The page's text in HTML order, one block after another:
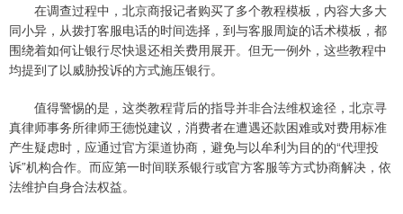
在调查过程中，北京商报记者购买了多个教程模板，内容大多大
同小异，从拨打客服电话的时间选择，到与客服周旋的话术模板，都
围绕着如何让银行尽快退还相关费用展开。但无一例外，这些教程中
均提到了以威胁投诉的方式施压银行。
值得警惕的是，这类教程背后的指导并非合法维权途径，北京寻
真律师事务所律师王德悦建议，消费者在遭遇还款困难或对费用标准
产生疑虑时，应通过官方渠道协商，避免与以牟利为目的的“代理投
诉”机构合作。而应第一时间联系银行或官方客服等方式协商解决，依
法维护自身合法权益。